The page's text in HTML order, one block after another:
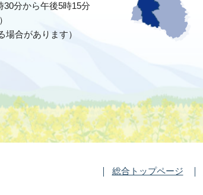
30分から午後5時15分
場合があります）
総合トップページ